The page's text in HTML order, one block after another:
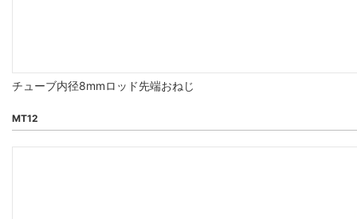
チューブ内径8mmロッド先端おねじ
MT12